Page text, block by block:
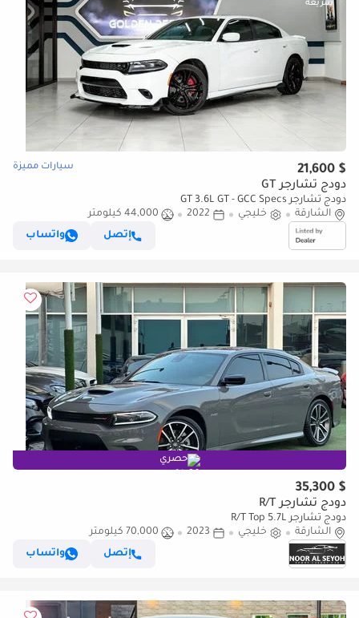
$ 21,600 سيارات مميزة
دودج تشارجر GT
دودج تشارجر GT 3.6L GT - GCC Specs
الشارقة
خليجي 2022
44,000 كيلومتر
إتصل
واتساب
حصري
$ 35,300
دودج تشارجر R/T
دودج تشارجر R/T Top 5.7L
الشارقة
خليجي 2023
70,000 كيلومتر
إتصل
واتساب